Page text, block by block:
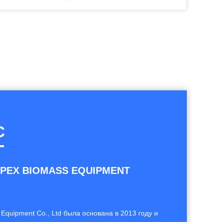
BIOMASS EQUIPMENT
Co., Ltd была основана в 2013 году и